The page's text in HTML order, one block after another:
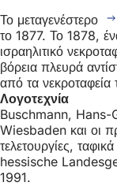
Το μεταγενέστερο
το 1877. Το 1878,
ισραηλιτικό
βόρεια πλευρά
από τα νεκροταφεία
Λογοτεχνία
Buschmann, Hans-
Wiesbaden και οι
τελετουργίες,
hessische
1991.